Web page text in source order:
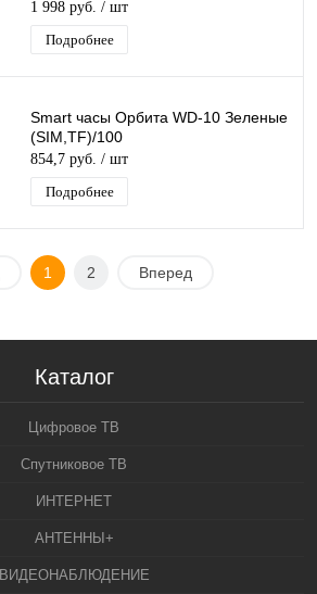
1 998 руб. / шт
Подробнее
Smart часы Орбита WD-10 Зеленые
(SIM,TF)/100
854,7 руб. / шт
Подробнее
1 2 Вперед
Каталог
Цифровое ТВ
Спутниковое ТВ
ИНТЕРНЕТ
АНТЕННЫ+
ВИДЕОНАБЛЮДЕНИЕ